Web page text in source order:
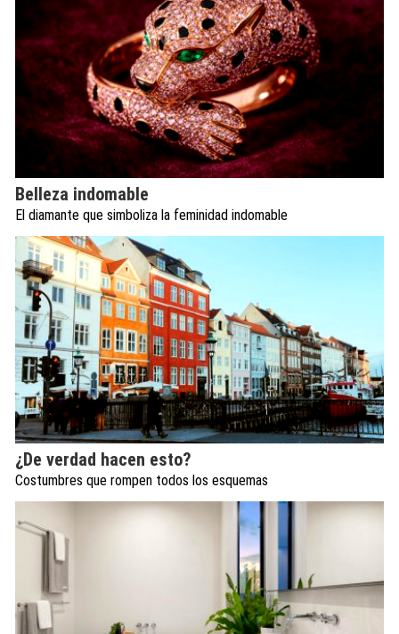
Belleza indomable
El diamante que simboliza la feminidad indomable
¿De verdad hacen esto?
Costumbres que rompen todos los esquemas